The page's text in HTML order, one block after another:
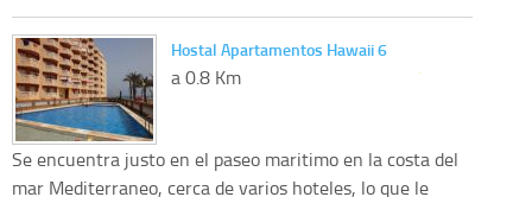
Hostal Apartamentos Hawaii 6
a 0.8 Km
Se encuentra justo en el paseo maritimo en la costa del
mar Mediterraneo, cerca de varios hoteles, lo que le